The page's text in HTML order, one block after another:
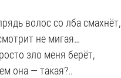
волос со лба смахнёт,
не мигая…
зло меня берёт,
она — такая?..